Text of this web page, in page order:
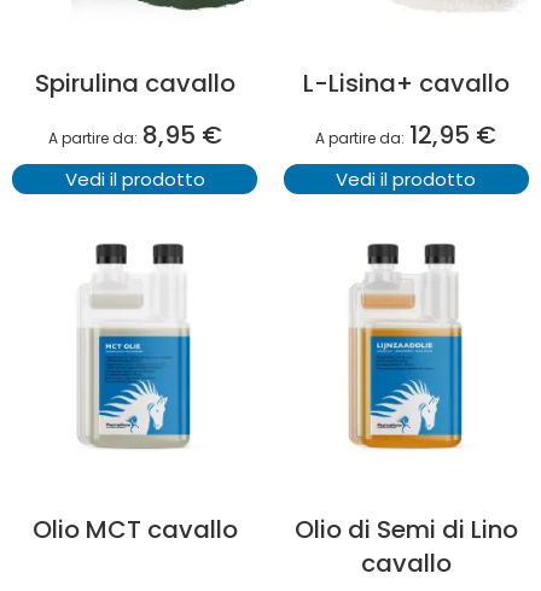
Spirulina cavallo
A partire da 8,95 €
Vedi il prodotto
L-Lisina+ cavallo
A partire da 12,95 €
Vedi il prodotto
Olio MCT cavallo
Olio di Semi di Lino
cavallo